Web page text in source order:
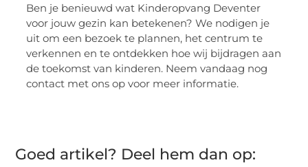
Ben je benieuwd wat Kinderopvang Deventer
voor jouw gezin kan betekenen? We nodigen je
uit om een bezoek te plannen, het centrum te
verkennen en te ontdekken hoe wij bijdragen aan
de toekomst van kinderen. Neem vandaag nog
contact met ons op voor meer informatie.
Goed artikel? Deel hem dan op: